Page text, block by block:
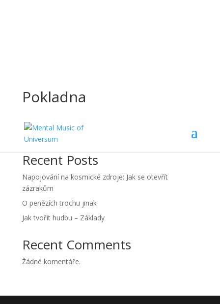
Pokladna
Hledat
Recent Posts
Napojování na kosmické zdroje: Jak se otevřít
zázrakům
O penězích trochu jinak
Jak tvořit hudbu – Základy
Recent Comments
Žádné komentáře.